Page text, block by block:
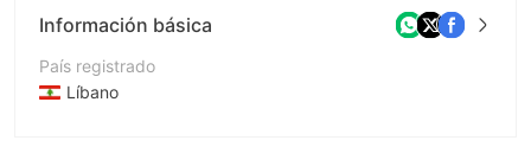
Información básica
País registrado
Líbano